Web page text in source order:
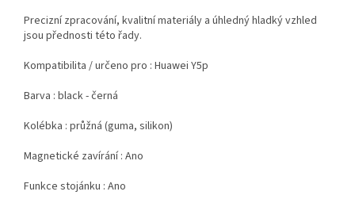
Precizní zpracování, kvalitní materiály a úhledný hladký vzhled
jsou přednosti této řady.
Kompatibilita / určeno pro : Huawei Y5p
Barva : black - černá
Kolébka : průžná (guma, silikon)
Magnetické zavírání : Ano
Funkce stojánku : Ano